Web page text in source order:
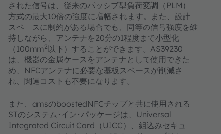
された信号は、従来のパッシブ型負荷変調（PLM）
方式の最大10倍の強度に増幅されます。また、設計
スペースに制約がある場合でも、同等の信号強度を維
持しながら、アンテナを20分の1程度まで小型化
（100mm2 以下）することができます。AS39230
は、機器の金属ケースをアンテナとして使用できた
め、NFCアンテナに必要な基板スペースが削減さ
れ、関連コストも不要になります。
また、amsのboostedNFCチップと共に使用される
STのシステム･イン･パッケージは、Universal
Integrated Circuit Card（UICC）、組込みセキュ